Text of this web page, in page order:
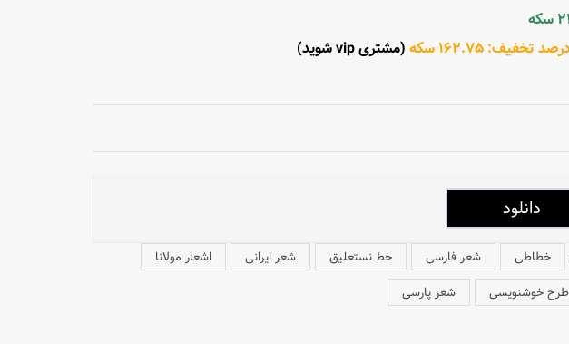
(مشتری vip شوید)
خطاطی شعر فارسی خط نستعلیق شعر ایرانی
اشعار مولانا
طرح خوشنویسی شعر پارسی